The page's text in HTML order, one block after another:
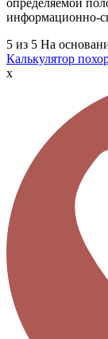
информационно-
5 из 5 На
Калькулятор
x